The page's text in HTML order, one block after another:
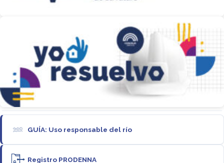
GUÍA: Uso responsable del río
Registro PRODENNA